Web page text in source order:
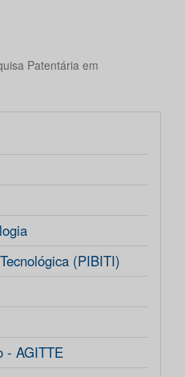
Patentária em
(PIBITI)
- AGITTE